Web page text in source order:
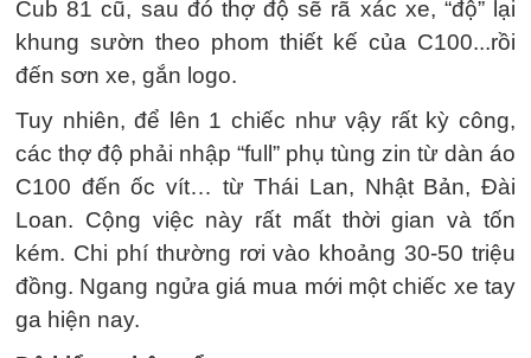
Cub 81 cũ, sau đó thợ độ sẽ rã xác xe, “độ” lại
khung sườn theo phom thiết kế của C100...rồi
đến sơn xe, gắn logo.
Tuy nhiên, để lên 1 chiếc như vậy rất kỳ công,
các thợ độ phải nhập “full” phụ tùng zin từ dàn áo
C100 đến ốc vít… từ Thái Lan, Nhật Bản, Đài
Loan. Cộng việc này rất mất thời gian và tốn
kém. Chi phí thường rơi vào khoảng 30-50 triệu
đồng. Ngang ngửa giá mua mới một chiếc xe tay
ga hiện nay.